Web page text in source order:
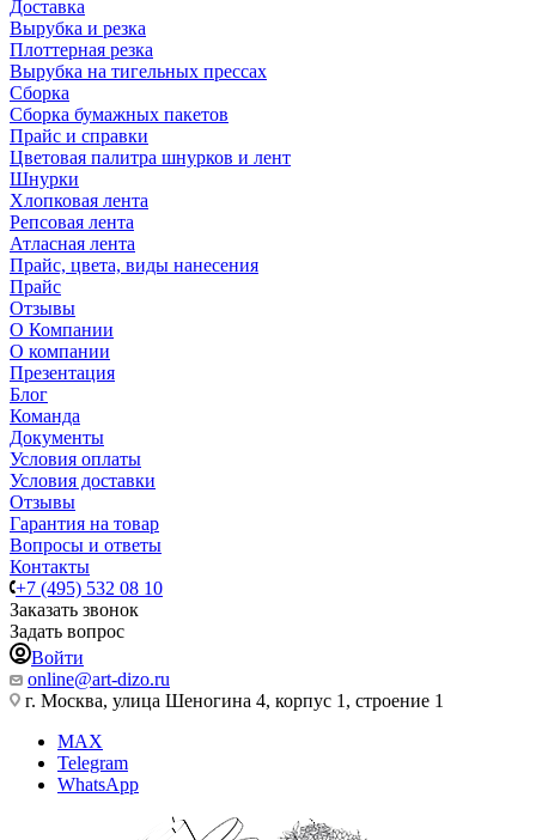
Доставка
Вырубка и резка
Плоттерная резка
Вырубка на тигельных прессах
Сборка
Сборка бумажных пакетов
Прайс и справки
Цветовая палитра шнурков и лент
Шнурки
Хлопковая лента
Репсовая лента
Атласная лента
Прайс, цвета, виды нанесения
Прайс
Отзывы
О Компании
О компании
Презентация
Блог
Команда
Документы
Условия оплаты
Условия доставки
Отзывы
Гарантия на товар
Вопросы и ответы
Контакты
+7 (495) 532 08 10
Заказать звонок
Задать вопрос
Войти
online@art-dizo.ru
г. Москва, улица Шеногина 4, корпус 1, строение 1
MAX
Telegram
WhatsApp